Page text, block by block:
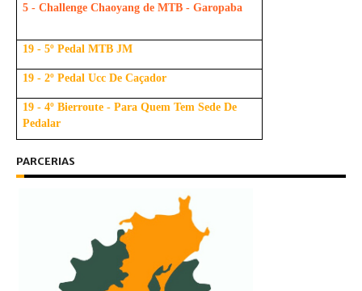
5 - Challenge Chaoyang de MTB - Garopaba
19 - 5º Pedal MTB JM
19 - 2º Pedal Ucc De Caçador
19 - 4º Bierroute - Para Quem Tem Sede De
Pedalar
PARCERIAS